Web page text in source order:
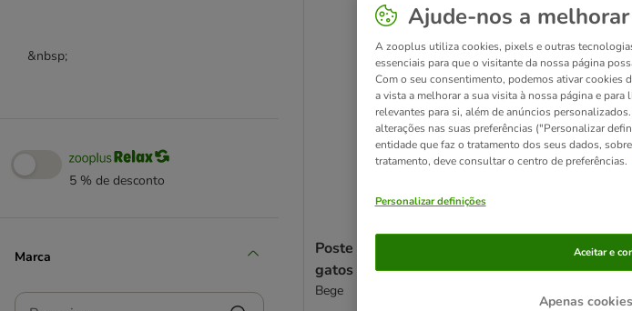
&nbsp;
5 % de desconto
Marca
Pesquisar
Poste arranhador Olga para
gatos
Bege
zooplus
arranhar
Ajude-nos a
A zooplus utiliza cookies, pixels e outras
essenciais para que o visitante da nossa página
Com o seu consentimento, podemos ativar cookies
a vista a melhorar a sua visita à nossa página e
relevantes para si, além de anúncios
alterações nas suas preferências ("Personalizar
entidade que faz o tratamento dos seus dados,
tratamento, deve consultar o centro de preferências.
Personalizar definições
Apenas
Aceitar e